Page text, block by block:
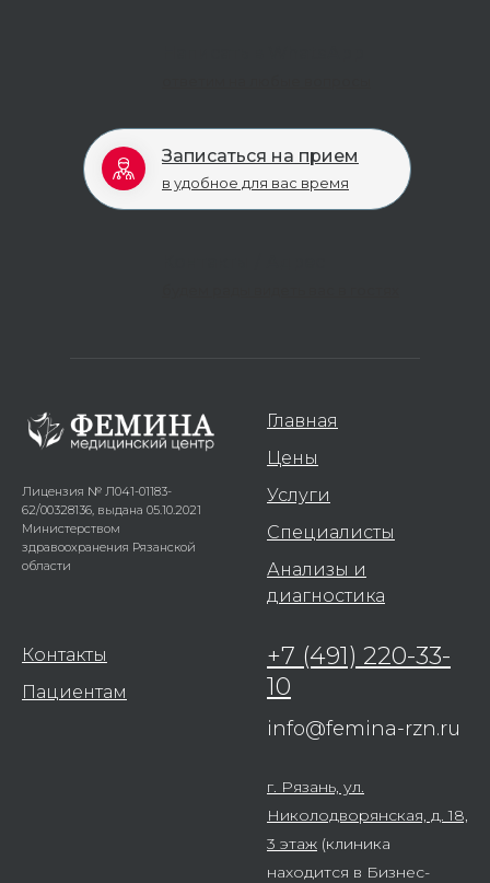
в удобное для вас время
Записаться на прием
Лицензия № Л041-01183-
62/00328136, выдана 05.10.2021
Министерством
здравоохранения Рязанской
области
Главная
Цены
Услуги
Специалисты
Анализы и
диагностика
Контакты
Пациентам
+7 (491) 220-33-
10
info@femina-rzn.ru
г. Рязань, ул.
Николодворянская, д. 18,
3 этаж (клиника
находится в Бизнес-
Политика конфиденциальности